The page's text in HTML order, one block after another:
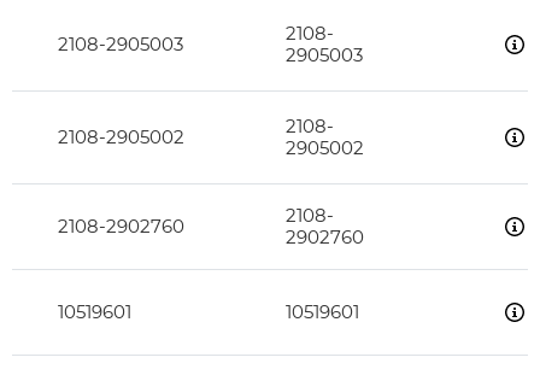
2108-2905003
2108-
2905003
2108-2905002
2108-
2905002
2108-2902760
2108-
2902760
10519601 10519601